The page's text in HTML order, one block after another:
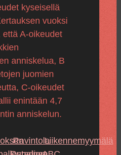
kyseisellä
vuoksi
että A-oikeudet
anniskelua, B
juomien
C-oikeudet
enintään 4,7
anniskelun.
RavintolaLiikennemyymälä